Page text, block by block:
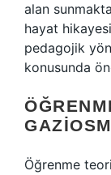
alan
hayat
pedagojik
konusunda
Öğrenme